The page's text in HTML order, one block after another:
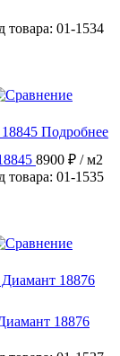
товара: 01-1534
Подробнее
8900 ₽ / м2
товара: 01-1535
18876